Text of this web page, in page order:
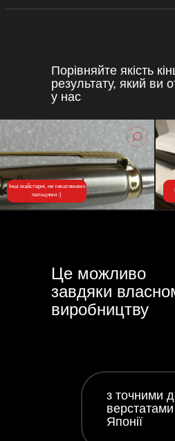
Порівняйте якість
результату, який ви
у нас
Це можливо
завдяки
виробництву
з точними
Японії
Інші майстерні, не тикатимемо
пальцями :)